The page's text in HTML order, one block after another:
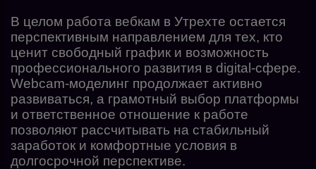
В целом работа вебкам в Утрехте остается
перспективным направлением для тех, кто
ценит свободный график и возможность
профессионального развития в digital-сфере.
Webcam-моделинг продолжает активно
развиваться, а грамотный выбор платформы
и ответственное отношение к работе
позволяют рассчитывать на стабильный
заработок и комфортные условия в
долгосрочной перспективе.